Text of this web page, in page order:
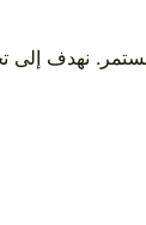
نهدف إلى